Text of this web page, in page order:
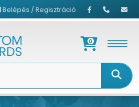
Belépés / Regisztráció
0